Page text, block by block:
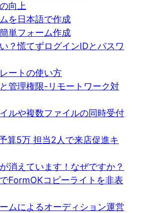
向上
を日本語で作成
単フォーム作成
？慌てずログインIDとパスワ
ートの使い方
管理権限-リモートワーク対
ルや複数ファイルの同時受付
算5万 担当2人で来店促進キ
消えています！なぜですか？
FormOKコピーライトを非表
ムによるオーディション運営